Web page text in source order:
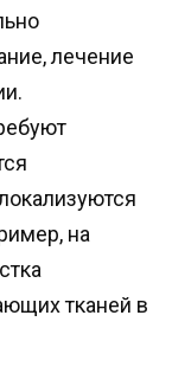
лечение
на
тканей в